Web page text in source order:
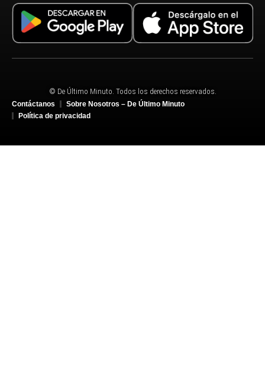
© De Último Minuto. Todos los derechos reservados.
Contáctanos
Sobre Nosotros – De Último Minuto
Política de privacidad